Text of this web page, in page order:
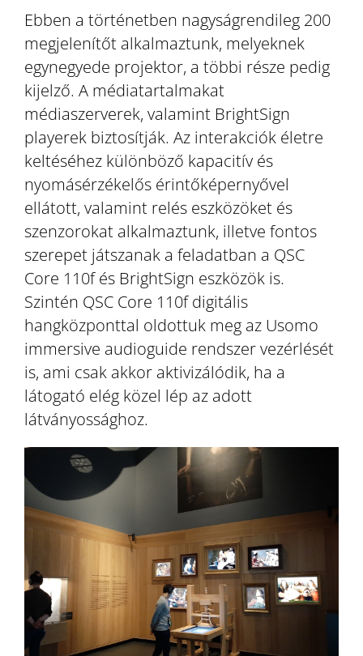
Ebben a történetben nagyságrendileg 200
megjelenítőt alkalmaztunk, melyeknek
egynegyede projektor, a többi része pedig
kijelző. A médiatartalmakat
médiaszerverek, valamint BrightSign
playerek biztosítják. Az interakciók életre
keltéséhez különböző kapacitív és
nyomásérzékelős érintőképernyővel
ellátott, valamint relés eszközöket és
szenzorokat alkalmaztunk, illetve fontos
szerepet játszanak a feladatban a QSC
Core 110f és BrightSign eszközök is.
Szintén QSC Core 110f digitális
hangközponttal oldottuk meg az Usomo
immersive audioguide rendszer vezérlését
is, ami csak akkor aktivizálódik, ha a
látogató elég közel lép az adott
látványossághoz.